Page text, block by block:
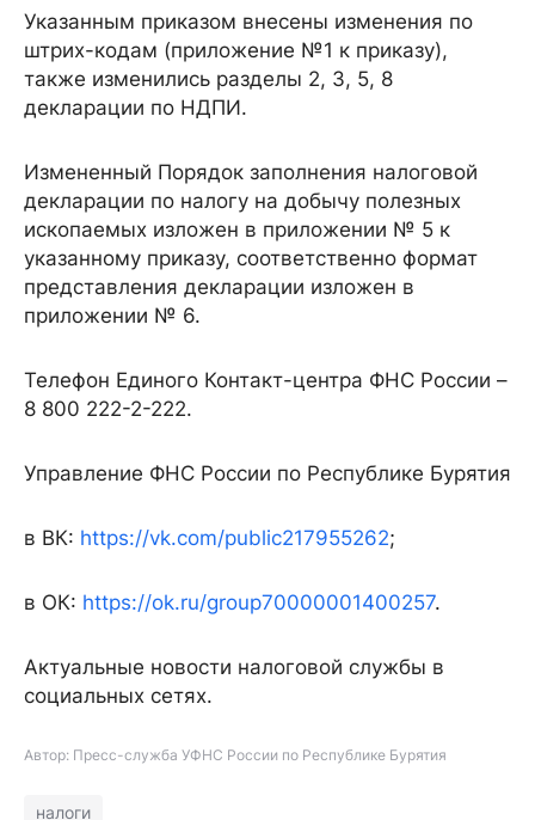
Указанным приказом внесены изменения по
штрих-кодам (приложение №1 к приказу),
также изменились разделы 2, 3, 5, 8
декларации по НДПИ.
Измененный Порядок заполнения налоговой
декларации по налогу на добычу полезных
ископаемых изложен в приложении № 5 к
указанному приказу, соответственно формат
представления декларации изложен в
приложении № 6.
Телефон Единого Контакт-центра ФНС России –
8 800 222-2-222.
Управление ФНС России по Республике Бурятия
в ВК: https://vk.com/public217955262;
в ОК: https://ok.ru/group70000001400257.
Актуальные новости налоговой службы в
социальных сетях.
Автор: Пресс-служба УФНС России по Республике Бурятия
налоги